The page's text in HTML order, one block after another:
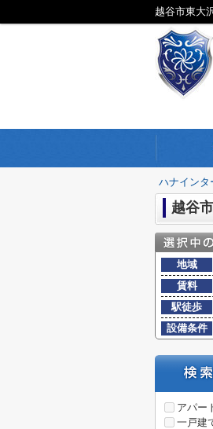
越谷市東大
ハナインタ
越谷
地域
賃料
駅徒歩
設備条件
アパー
一戸建